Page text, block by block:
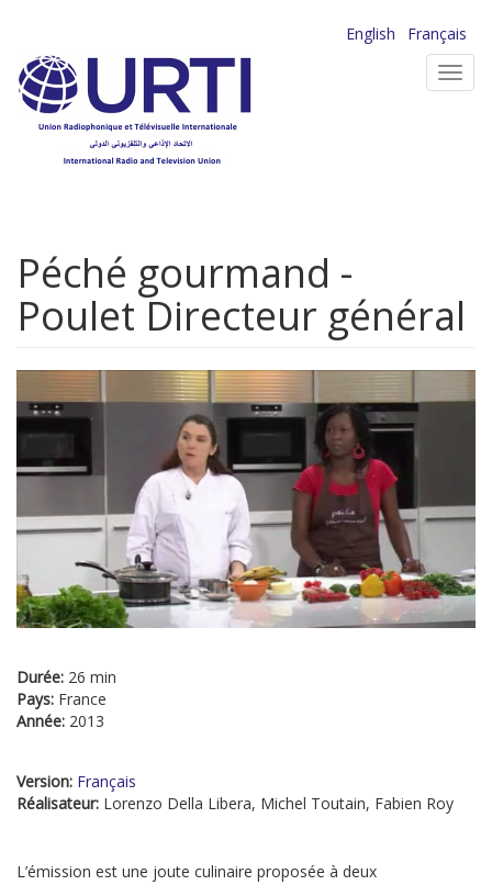
contenu
principal
English
Français
Péché gourmand -
Poulet Directeur général
Durée: 26 min
Pays: France
Année: 2013
Version: Français
Réalisateur: Lorenzo Della Libera, Michel Toutain, Fabien Roy
L’émission est une joute culinaire proposée à deux